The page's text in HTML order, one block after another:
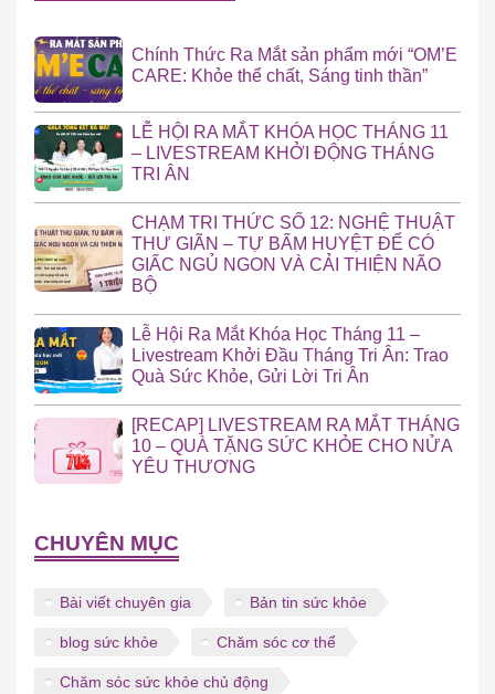
Chính Thức Ra Mắt sản phẩm mới “OM’E
CARE: Khỏe thể chất, Sáng tinh thần”
LỄ HỘI RA MẮT KHÓA HỌC THÁNG 11
– LIVESTREAM KHỞI ĐỘNG THÁNG
TRI ÂN
CHẠM TRI THỨC SỐ 12: NGHỆ THUẬT
THƯ GIÃN – TỰ BẤM HUYỆT ĐỂ CÓ
GIẤC NGỦ NGON VÀ CẢI THIỆN NÃO
BỘ
Lễ Hội Ra Mắt Khóa Học Tháng 11 –
Livestream Khởi Đầu Tháng Tri Ân: Trao
Quà Sức Khỏe, Gửi Lời Tri Ân
[RECAP] LIVESTREAM RA MẮT THÁNG
10 – QUÀ TẶNG SỨC KHỎE CHO NỬA
YÊU THƯƠNG
CHUYÊN MỤC
Bài viết chuyên gia Bản tin sức khỏe
blog sức khỏe Chăm sóc cơ thể
Chăm sóc sức khỏe chủ động